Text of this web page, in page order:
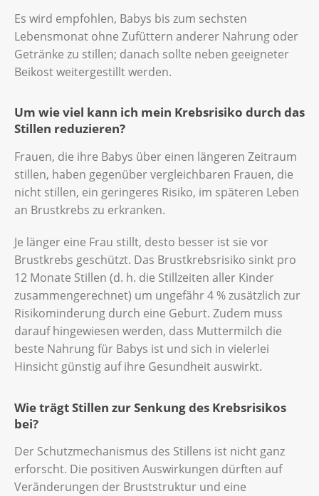
Es wird empfohlen, Babys bis zum sechsten
Lebensmonat ohne Zufüttern anderer Nahrung oder
Getränke zu stillen; danach sollte neben geeigneter
Beikost weitergestillt werden.
Um wie viel kann ich mein Krebsrisiko durch das
Stillen reduzieren?
Frauen, die ihre Babys über einen längeren Zeitraum
stillen, haben gegenüber vergleichbaren Frauen, die
nicht stillen, ein geringeres Risiko, im späteren Leben
an Brustkrebs zu erkranken.
Je länger eine Frau stillt, desto besser ist sie vor
Brustkrebs geschützt. Das Brustkrebsrisiko sinkt pro
12 Monate Stillen (d. h. die Stillzeiten aller Kinder
zusammengerechnet) um ungefähr 4 % zusätzlich zur
Risikominderung durch eine Geburt. Zudem muss
darauf hingewiesen werden, dass Muttermilch die
beste Nahrung für Babys ist und sich in vielerlei
Hinsicht günstig auf ihre Gesundheit auswirkt.
Wie trägt Stillen zur Senkung des Krebsrisikos
bei?
Der Schutzmechanismus des Stillens ist nicht ganz
erforscht. Die positiven Auswirkungen dürften auf
Veränderungen der Bruststruktur und eine